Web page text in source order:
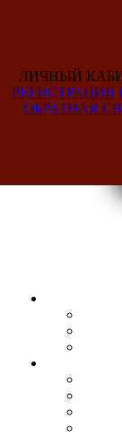
Добро
ЛИЧНЫЙ
РЕГИСТРАЦИЯ
ОБРАТНАЯ